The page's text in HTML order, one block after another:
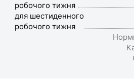
робочого тижня
для шестиденного
робочого тижня